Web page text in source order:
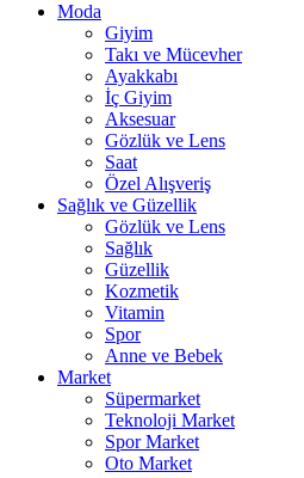
Moda
Giyim
Takı ve Mücevher
Ayakkabı
İç Giyim
Aksesuar
Gözlük ve Lens
Saat
Özel Alışveriş
Sağlık ve Güzellik
Gözlük ve Lens
Sağlık
Güzellik
Kozmetik
Vitamin
Spor
Anne ve Bebek
Market
Süpermarket
Teknoloji Market
Spor Market
Oto Market